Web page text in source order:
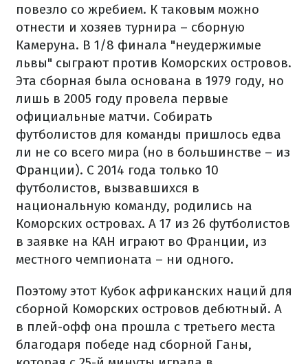
повезло со жребием. К таковым можно
отнести и хозяев турнира – сборную
Камеруна. В 1/8 финала "неудержимые
львы" сыграют против Коморских островов.
Эта сборная была основана в 1979 году, но
лишь в 2005 году провела первые
официальные матчи. Собирать
футболистов для команды пришлось едва
ли не со всего мира (но в большинстве – из
Франции). С 2014 года только 10
футболистов, вызвавшихся в
национальную команду, родились на
Коморских островах. А 17 из 26 футболистов
в заявке на КАН играют во Франции, из
местного чемпионата – ни одного.
Поэтому этот Кубок африканских наций для
сборной Коморских островов дебютный. А
в плей-офф она прошла с третьего места
благодаря победе над сборной Ганы,